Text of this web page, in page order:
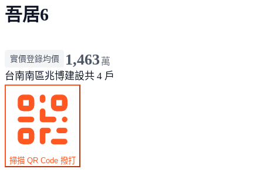
吾居6
實價登錄均價 1,463 萬
台南南區兆博建設共 4 戶
掃描 QR Code 撥打